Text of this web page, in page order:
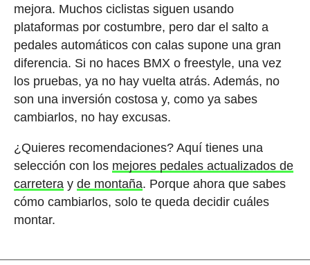
mejora. Muchos ciclistas siguen usando
plataformas por costumbre, pero dar el salto a
pedales automáticos con calas supone una gran
diferencia. Si no haces BMX o freestyle, una vez
los pruebas, ya no hay vuelta atrás. Además, no
son una inversión costosa y, como ya sabes
cambiarlos, no hay excusas.
¿Quieres recomendaciones? Aquí tienes una
selección con los mejores pedales actualizados de
carreteray de montaña. Porque ahora que sabes
cómo cambiarlos, solo te queda decidir cuáles
montar.